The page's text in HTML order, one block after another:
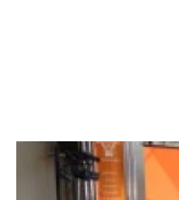
Industria